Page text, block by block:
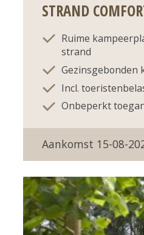
STRAND
Ruime
strand
Gezinsgebonden
Incl.
Onbeperkt
15-08-